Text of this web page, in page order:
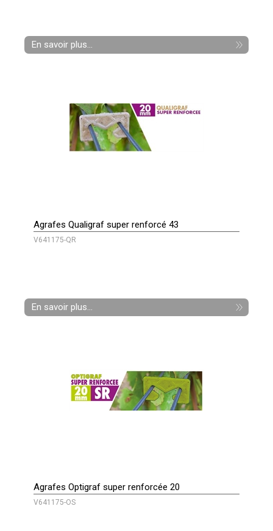
En savoir plus...
Agrafes Qualigraf super renforcé 43
V641175-QR
En savoir plus...
Agrafes Optigraf super renforcée 20
V641175-OS